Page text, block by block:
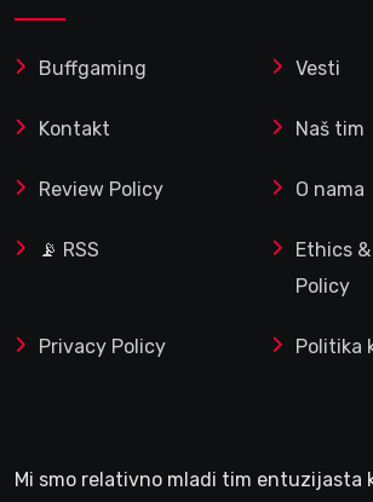
Buffgaming Vesti
Kontakt Naš tim
Review Policy O nama
📡 RSS
Ethics
Policy
Privacy Policy Politika
Mi smo relativno mladi tim entuzijasta